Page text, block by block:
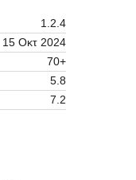
1.2.4
15 Οκτ 2024
70+
5.8
7.2